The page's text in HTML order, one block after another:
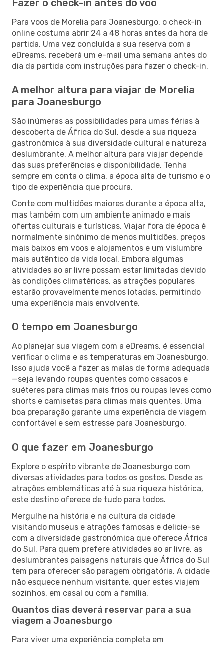
Fazer o check-in antes do voo
Para voos de Morelia para Joanesburgo, o check-in
online costuma abrir 24 a 48 horas antes da hora de
partida. Uma vez concluída a sua reserva com a
eDreams, receberá um e-mail uma semana antes do
dia da partida com instruções para fazer o check-in.
A melhor altura para viajar de Morelia
para Joanesburgo
São inúmeras as possibilidades para umas férias à
descoberta de África do Sul, desde a sua riqueza
gastronómica à sua diversidade cultural e natureza
deslumbrante. A melhor altura para viajar depende
das suas preferências e disponibilidade. Tenha
sempre em conta o clima, a época alta de turismo e o
tipo de experiência que procura.
Conte com multidões maiores durante a época alta,
mas também com um ambiente animado e mais
ofertas culturais e turísticas. Viajar fora de época é
normalmente sinónimo de menos multidões, preços
mais baixos em voos e alojamentos e um vislumbre
mais autêntico da vida local. Embora algumas
atividades ao ar livre possam estar limitadas devido
às condições climatéricas, as atrações populares
estarão provavelmente menos lotadas, permitindo
uma experiência mais envolvente.
O tempo em Joanesburgo
Ao planejar sua viagem com a eDreams, é essencial
verificar o clima e as temperaturas em Joanesburgo.
Isso ajuda você a fazer as malas de forma adequada
—seja levando roupas quentes como casacos e
suéteres para climas mais frios ou roupas leves como
shorts e camisetas para climas mais quentes. Uma
boa preparação garante uma experiência de viagem
confortável e sem estresse para Joanesburgo.
O que fazer em Joanesburgo
Explore o espírito vibrante de Joanesburgo com
diversas atividades para todos os gostos. Desde as
atrações emblemáticas até à sua riqueza histórica,
este destino oferece de tudo para todos.
Mergulhe na história e na cultura da cidade
visitando museus e atrações famosas e delicie-se
com a diversidade gastronómica que oferece África
do Sul. Para quem prefere atividades ao ar livre, as
deslumbrantes paisagens naturais que África do Sul
tem para oferecer são paragem obrigatória. A cidade
não esquece nenhum visitante, quer estes viajem
sozinhos, em casal ou com a família.
Quantos dias deverá reservar para a sua
viagem a Joanesburgo
Para viver uma experiência completa em